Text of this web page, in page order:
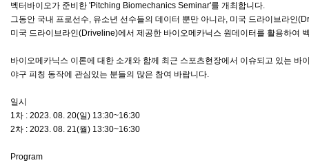
벡터바이오가 준비한 'Pitching Biomechanics Seminar'를 개최합니다.
그동안 국내 프로선수, 유소년 선수들의 데이터 뿐만 아니라, 미국 드라이브라인
미국 드라이브라인(Driveline)에서 제공한 바이오메카닉스 원데이터를 활용하여
바이오메카닉스 이론에 대한 소개와 함께 최근 스포츠현장에서 이슈되고 있는
야구 피칭 동작에 관심있는 분들의 많은 참여 바랍니다.
일시
1차 : 2023. 08. 20(일) 13:30~16:30
2차 : 2023. 08. 21(월) 13:30~16:30
Program